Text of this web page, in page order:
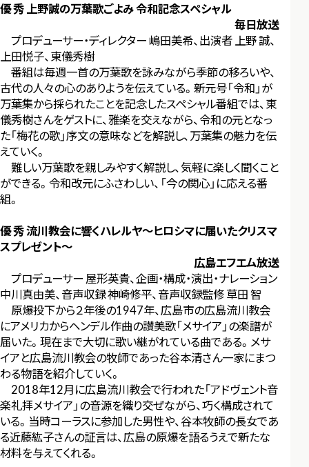
優 秀 上野誠の万葉歌ごよみ 令和記念スペシャル
毎日放送
プロデューサー・ディレクター 嶋田美希、出演者 上野 誠、
上田悦子、東儀秀樹
番組は毎週一首の万葉歌を詠みながら季節の移ろいや、
古代の人々の心のありようを伝えている。新元号「令和」が
万葉集から採られたことを記念したスペシャル番組では、東
儀秀樹さんをゲストに、雅楽を交えながら、令和の元となっ
た「梅花の歌」序文の意味などを解説し、万葉集の魅力を伝
えていく。
難しい万葉歌を親しみやすく解説し、気軽に楽しく聞くこと
ができる。令和改元にふさわしい、「今の関心」に応える番
組。
優 秀 流川教会に響くハレルヤ～ヒロシマに届いたクリスマ
スプレゼント～
広島エフエム放送
プロデューサー 屋形英貴、企画・構成・演出・ナレーション
中川真由美、音声収録 神崎修平、音声収録監修 草田 智
原爆投下から２年後の1947年、広島市の広島流川教会
にアメリカからヘンデル作曲の讃美歌「メサイア」の楽譜が
届いた。現在まで大切に歌い継がれている曲である。メサ
イアと広島流川教会の牧師であった谷本清さん一家にまつ
わる物語を紹介していく。
2018年12月に広島流川教会で行われた「アドヴェント音
楽礼拝メサイア」の音源を織り交ぜながら、巧く構成されて
いる。当時コーラスに参加した男性や、谷本牧師の長女であ
る近藤紘子さんの証言は、広島の原爆を語るうえで新たな
材料を与えてくれる。